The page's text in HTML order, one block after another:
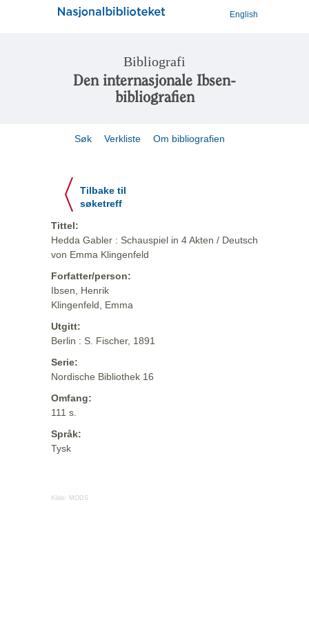
English
Bibliografi
Den internasjonale Ibsen-
bibliografien
Søk Verkliste Om bibliografien
Tilbake til
søketreff
Tittel:
Hedda Gabler : Schauspiel in 4 Akten / Deutsch
von Emma Klingenfeld
Forfatter/person:
Ibsen, Henrik
Klingenfeld, Emma
Utgitt:
Berlin : S. Fischer, 1891
Serie:
Nordische Bibliothek 16
Omfang:
111 s.
Språk:
Tysk
Kilde: MODS